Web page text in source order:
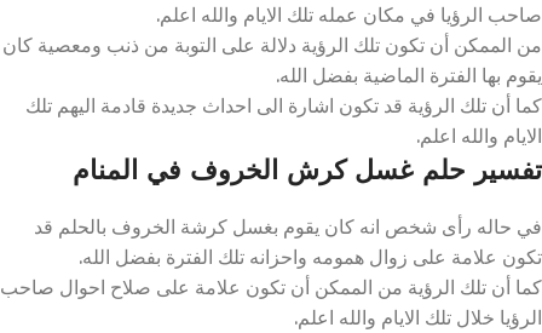
صاحب الرؤيا في مكان عمله تلك الايام والله اعلم.
من الممكن أن تكون تلك الرؤية دلالة على التوبة من ذنب ومعصية كان
يقوم بها الفترة الماضية بفضل الله.
كما أن تلك الرؤية قد تكون اشارة الى احداث جديدة قادمة اليهم تلك
الايام والله اعلم.
تفسير حلم غسل كرش الخروف في المنام
في حاله رأى شخص انه كان يقوم بغسل كرشة الخروف بالحلم قد
تكون علامة على زوال همومه واحزانه تلك الفترة بفضل الله.
كما أن تلك الرؤية من الممكن أن تكون علامة على صلاح احوال صاحب
الرؤيا خلال تلك الايام والله اعلم.